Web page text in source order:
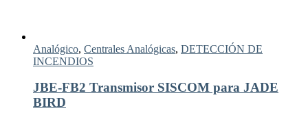
Analógico, Centrales Analógicas, DETECCIÓN DE
INCENDIOS
JBE-FB2 Transmisor SISCOM para JADE
BIRD